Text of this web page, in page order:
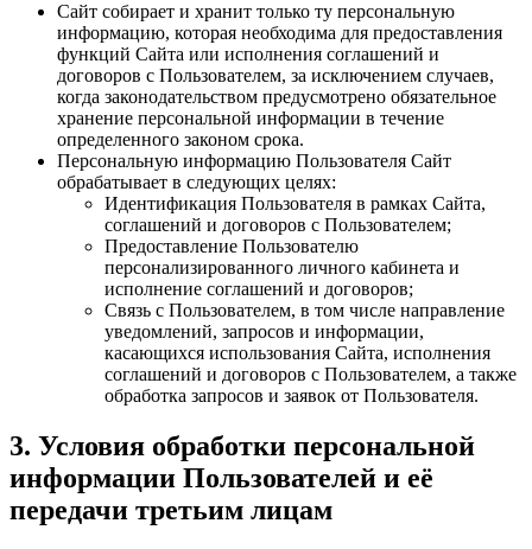
Сайт собирает и хранит только ту персональную
информацию, которая необходима для предоставления
функций Сайта или исполнения соглашений и
договоров с Пользователем, за исключением случаев,
когда законодательством предусмотрено обязательное
хранение персональной информации в течение
определенного законом срока.
Персональную информацию Пользователя Сайт
обрабатывает в следующих целях:
Идентификация Пользователя в рамках Сайта,
соглашений и договоров с Пользователем;
Предоставление Пользователю
персонализированного личного кабинета и
исполнение соглашений и договоров;
Связь с Пользователем, в том числе направление
уведомлений, запросов и информации,
касающихся использования Сайта, исполнения
соглашений и договоров с Пользователем, а также
обработка запросов и заявок от Пользователя.
3. Условия обработки персональной
информации Пользователей и её
передачи третьим лицам